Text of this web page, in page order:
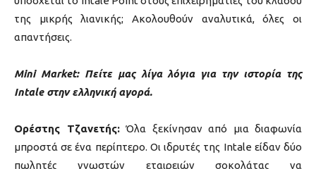
της μικρής λιανικής; Ακολουθούν αναλυτικά, όλες οι
απαντήσεις.
Mini Market:Πείτε μας λίγα λόγια για την ιστορία της
Intale στην ελληνική αγορά.
Oρέστης Τζανετής:Όλα ξεκίνησαν από μια διαφωνία
μπροστά σε ένα περίπτερο. Οι ιδρυτές της Intale είδαν δύο
πωλητές γνωστών εταιρειών σοκολάτας να